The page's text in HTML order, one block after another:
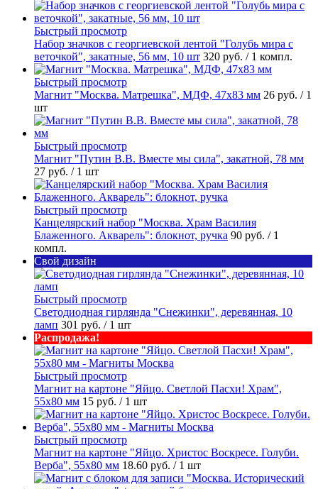
Быстрый просмотр
Набор значков с георгиевской лентой "Голубь мира с
веточкой", закатные, 56 мм, 10 шт 320 руб. / 1 компл.
Быстрый просмотр
Магнит "Москва. Матрешка", МДФ, 47х83 мм 26 руб. / 1
шт
Быстрый просмотр
Магнит "Путин В.В. Вместе мы сила", закатной, 78 мм
27 руб. / 1 шт
Быстрый просмотр
Канцелярский набор "Москва. Храм Василия
Блаженного. Акварель": блокнот, ручка 90 руб. / 1
компл.
Свой дизайн
Быстрый просмотр
Светодиодная гирлянда "Снежинки", деревянная, 10
ламп 301 руб. / 1 шт
Распродажа!
Быстрый просмотр
Магнит на картоне "Яйцо. Светлой Пасхи! Храм",
55х80 мм 15 руб. / 1 шт
Быстрый просмотр
Магнит на картоне "Яйцо. Христос Воскресе. Голуби.
Верба", 55х80 мм 18.60 руб. / 1 шт